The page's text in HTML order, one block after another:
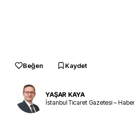
Beğen Kaydet
YAŞAR KAYA
İstanbul Ticaret Gazetesi –